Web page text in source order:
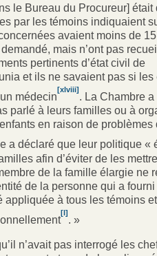
le Bureau du Procureur] était
par les témoins indiquaient
avaient moins de
mais n’ont pas
pertinents d’état civil de
et ils ne savaient pas si les
médecin [xlviii]
. La Chambre
parlé à leurs familles ou à
en raison de problèmes
a déclaré que leur politique «
afin d’éviter de les
de la famille élargie ne
de la personne qui a fourni
appliquée à tous les témoins et
[l] . »
n’avait pas interrogé les